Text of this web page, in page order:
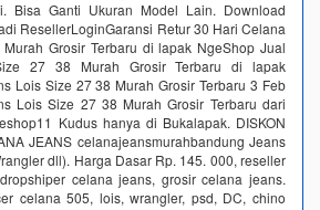
Bisa Ganti Ukuran Model Lain. Download
ResellerLoginGaransi Retur 30 Hari Celana
Grosir Terbaru di lapak NgeShop‎ Jual
27 38 Murah Grosir Terbaru di lapak
Lois Size 27 38 Murah Grosir Terbaru 3 Feb
Lois Size 27 38 Murah Grosir Terbaru dari
Kudus hanya di Bukalapak. DISKON
JEANS celanajeansmurahbandung Jeans
dll). Harga Dasar Rp. 145. 000, reseller
celana jeans, grosir celana jeans.
celana 505, lois, wrangler, psd, DC, chino